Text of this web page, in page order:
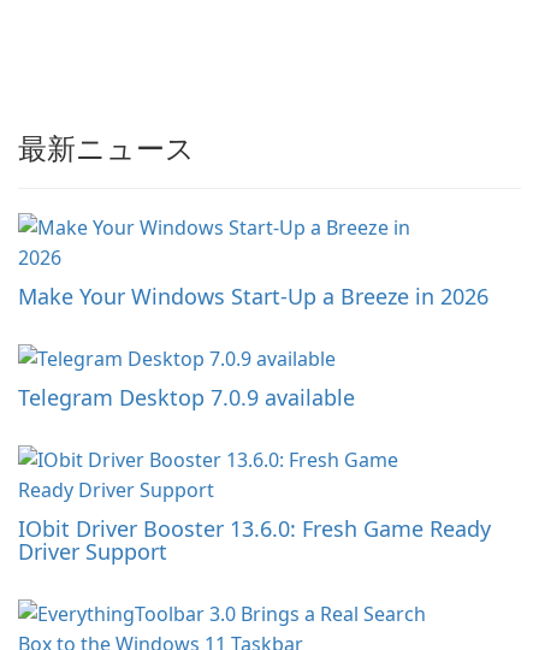
最新ニュース
Make Your Windows Start-Up a Breeze in 2026
Telegram Desktop 7.0.9 available
IObit Driver Booster 13.6.0: Fresh Game Ready
Driver Support